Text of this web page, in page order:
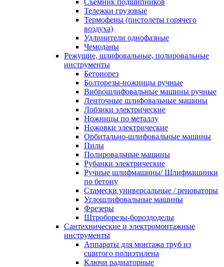
Съёмник подшипников
Тележки грузовые
Термофены (пистолеты горячего
воздуха)
Удлинители однофазные
Чемоданы
Режущие, шлифовальные, полировальные
инструменты
Бетонорез
Болторезы-ножницы ручные
Виброшлифовальные машины ручные
Ленточные шлифовальные машины
Лобзики электрические
Ножницы по металлу
Ножовки электрические
Орбитально-шлифовальные машины
Пилы
Полировальные машины
Рубанки электрические
Ручные шлифмашины/ Шлифмашинки
по бетону
Стамески универсальные / реноваторы
Углошлифовальные машины
Фрезеры
Штроборезы-бороздоделы
Сантехнические и электромонтажные
инструменты
Аппараты для монтажа труб из
сшитого полиэтилена
Ключи радиаторные